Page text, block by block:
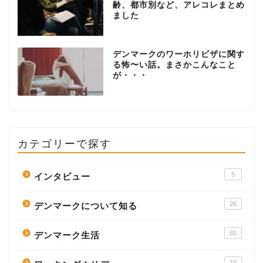
齢、都市別など、アレコレまとめ
ました
デンマークのワーホリビザに関す
る怖〜い話。まさかこんなこと
が・・・
カテゴリーで探す
インタビュー 5
デンマークについて知る 26
デンマーク生活 65